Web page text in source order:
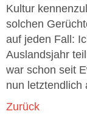
Kultur
solchen
auf jeden Fall:
Auslandsjahr
war schon seit
nun letztendlich
Zurück